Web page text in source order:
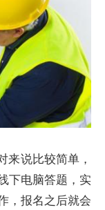
来说比较简单，
下电脑答题，实
，报名之后就会